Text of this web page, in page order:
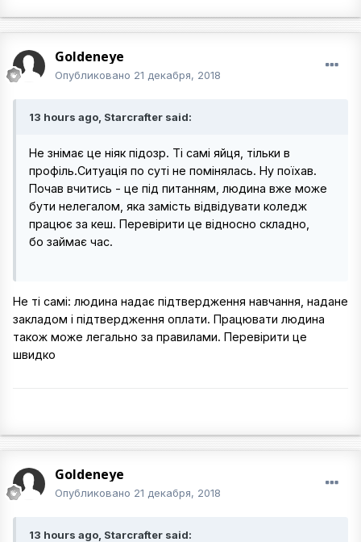
Goldeneye
Опубликовано 21 декабря, 2018
13 hours ago, Starcrafter said:
Не знімає це ніяк підозр. Ті самі яйця, тільки в
профіль.Ситуація по суті не помінялась. Ну поїхав.
Почав вчитись - це під питанням, людина вже може
бути нелегалом, яка замість відвідувати коледж
працює за кеш. Перевірити це відносно складно,
бо займає час.
Не ті самі: людина надає підтвердження навчання, надане
закладом і підтвердження оплати. Працювати людина
також може легально за правилами. Перевірити це
швидко
Goldeneye
Опубликовано 21 декабря, 2018
13 hours ago, Starcrafter said: